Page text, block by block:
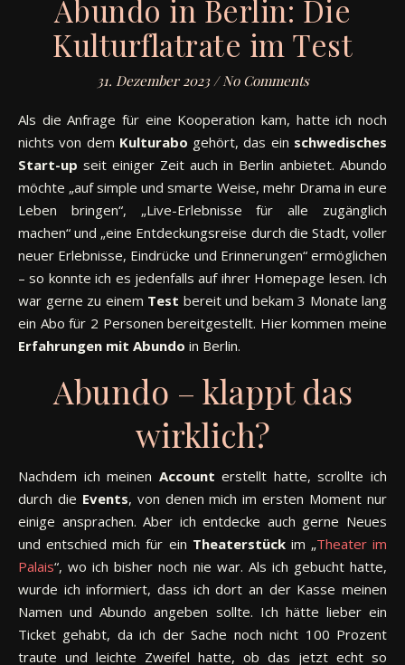
Abundo in Berlin: Die
Kulturflatrate im Test
31. Dezember 2023 / No Comments
Als die Anfrage für eine Kooperation kam, hatte ich noch
nichts von dem Kulturabo gehört, das ein schwedisches
Start-up seit einiger Zeit auch in Berlin anbietet. Abundo
möchte „auf simple und smarte Weise, mehr Drama in eure
Leben bringen“, „Live-Erlebnisse für alle zugänglich
machen“ und „eine Entdeckungsreise durch die Stadt, voller
neuer Erlebnisse, Eindrücke und Erinnerungen“ ermöglichen
– so konnte ich es jedenfalls auf ihrer Homepage lesen. Ich
war gerne zu einem Test bereit und bekam 3 Monate lang
ein Abo für 2 Personen bereitgestellt. Hier kommen meine
Erfahrungen mit Abundo in Berlin.
Abundo – klappt das
wirklich?
Nachdem ich meinen Account erstellt hatte, scrollte ich
durch die Events, von denen mich im ersten Moment nur
einige ansprachen. Aber ich entdecke auch gerne Neues
und entschied mich für ein Theaterstückim „Theater im
Palais“, wo ich bisher noch nie war. Als ich gebucht hatte,
wurde ich informiert, dass ich dort an der Kasse meinen
Namen und Abundo angeben sollte. Ich hätte lieber ein
Ticket gehabt, da ich der Sache noch nicht 100 Prozent
traute und leichte Zweifel hatte, ob das jetzt echt so